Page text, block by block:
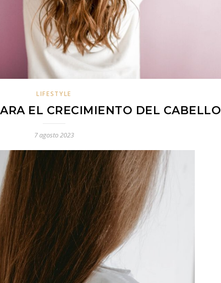
LIFESTYLE
EL CRECIMIENTO DEL CABELLO
7 agosto 2023